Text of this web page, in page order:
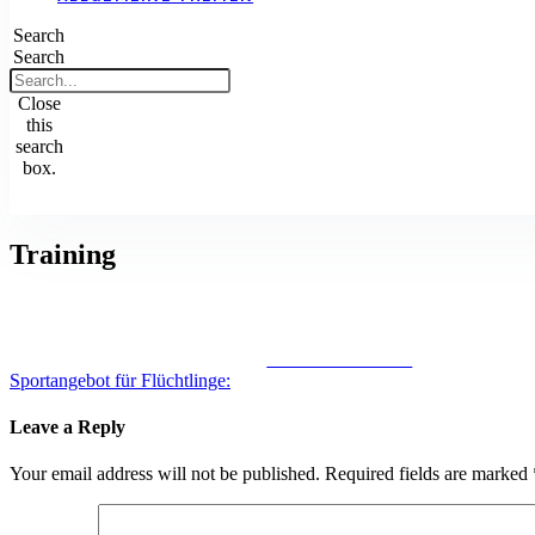
Search
Search
Close
this
search
box.
Training
navigation
Sportangebot für Flüchtlinge:
Leave a Reply
Your email address will not be published. Required fields are marked